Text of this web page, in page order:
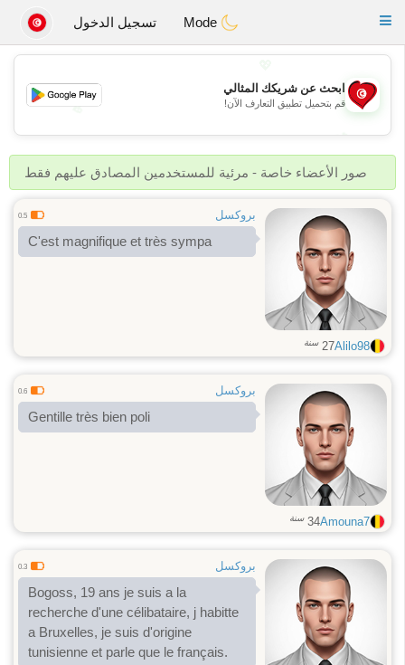
Tunisia Dating
Toggle
تسجيل الدخول
💖
💕
💕
ابحث عن شريكك المثالي
قم بتحميل تطبيق التعارف الآن!
صور الأعضاء خاصة - مرئية للمستخدمين المصادق عليهم فقط
بروكسل 0.5
C'est magnifique et très sympa
Alilo98
27 سنة
بروكسل 0.6
Gentille très bien poli
Amouna7
34 سنة
بروكسل 0.3
Bogoss, 19 ans je suis a la
recherche d'une célibataire, j habitte
a Bruxelles, je suis d'origine
tunisienne et parle que le français.